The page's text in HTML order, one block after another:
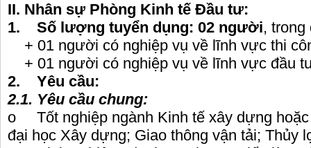
II. Nhân sự Phòng Kinh tế Đầu tư:
1. Số lượng tuyển dụng: 02 người, trong
+ 01 người có nghiệp vụ về lĩnh vực thi
+ 01 người có nghiệp vụ về lĩnh vực đầu
2. Yêu cầu:
2.1. Yêu cầu chung:
o Tốt nghiệp ngành Kinh tế xây dựng
đại học Xây dựng; Giao thông vận tải; Thủy